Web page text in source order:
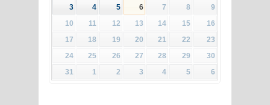
3
4 5 6 7 8
9
10
11 12 13 14 15
16
17
18 19 20 21 22
23
24
25 26 27 28 29
30
31
1 2 3 4 5 6